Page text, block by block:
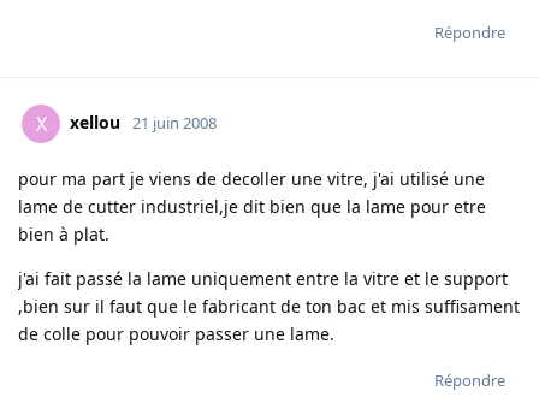
Répondre
X xellou 21 juin 2008
pour ma part je viens de decoller une vitre, j'ai utilisé une
lame de cutter industriel,je dit bien que la lame pour etre
bien à plat.
j'ai fait passé la lame uniquement entre la vitre et le support
,bien sur il faut que le fabricant de ton bac et mis suffisament
de colle pour pouvoir passer une lame.
Répondre